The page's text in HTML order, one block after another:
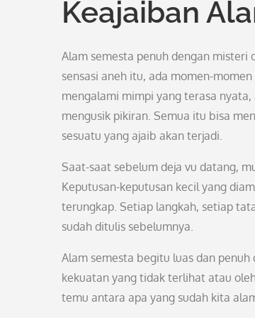
Keajaiban
Alam semesta penuh dengan misteri
sensasi aneh itu, ada momen-
mengalami mimpi yang terasa
mengusik pikiran. Semua itu bisa
sesuatu yang ajaib akan terjadi.
Saat-saat sebelum deja vu datang,
Keputusan-keputusan kecil yang
terungkap. Setiap langkah, setiap
sudah ditulis sebelumnya.
Alam semesta begitu luas dan
kekuatan yang tidak terlihat atau
temu antara apa yang sudah kita